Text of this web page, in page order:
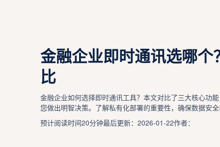
金融企业即时通讯选哪
比
金融企业如何选择即时通讯工具？本文对比了三大核心功
您做出明智决策。了解私有化部署的重要性，确保数据安
预计阅读时间20分钟最后更新：2026-01-22作者：